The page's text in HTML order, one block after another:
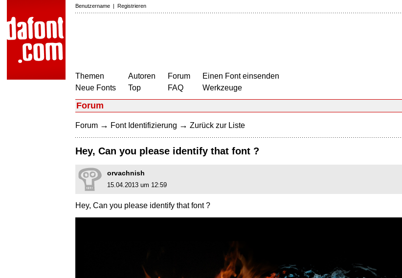
Benutzername | Registrieren
Themen
Neue Fonts
Autoren
Top
Forum
FAQ
Einen Font einsenden
Werkzeuge
Forum
Forum → Font Identifizierung → Zurück zur Liste
Hey, Can you please identify that font ?
orvachnish
15.04.2013 um 12:59
Hey, Can you please identify that font ?